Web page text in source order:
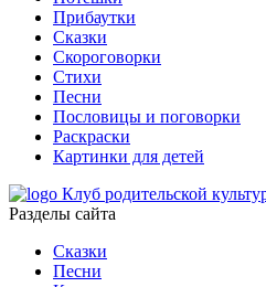
Прибаутки
Сказки
Скороговорки
Стихи
Песни
Пословицы и поговорки
Раскраски
Картинки для детей
Клуб родительской
Разделы сайта
Сказки
Песни